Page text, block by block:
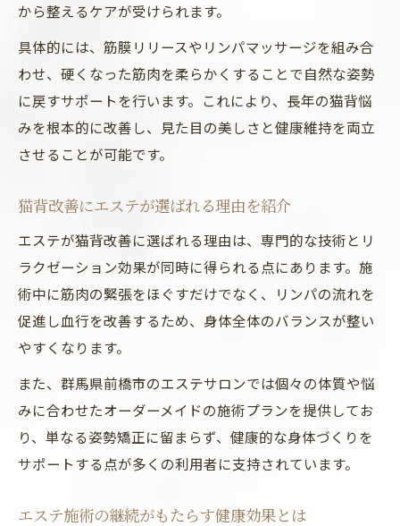
から整えるケアが受けられます。
具体的には、筋膜リリースやリンパマッサージを組み合
わせ、硬くなった筋肉を柔らかくすることで自然な姿勢
に戻すサポートを行います。これにより、長年の猫背悩
みを根本的に改善し、見た目の美しさと健康維持を両立
させることが可能です。
猫背改善にエステが選ばれる理由を紹介
エステが猫背改善に選ばれる理由は、専門的な技術とリ
ラクゼーション効果が同時に得られる点にあります。施
術中に筋肉の緊張をほぐすだけでなく、リンパの流れを
促進し血行を改善するため、身体全体のバランスが整い
やすくなります。
また、群馬県前橋市のエステサロンでは個々の体質や悩
みに合わせたオーダーメイドの施術プランを提供してお
り、単なる姿勢矯正に留まらず、健康的な身体づくりを
サポートする点が多くの利用者に支持されています。
エステ施術の継続がもたらす健康効果とは